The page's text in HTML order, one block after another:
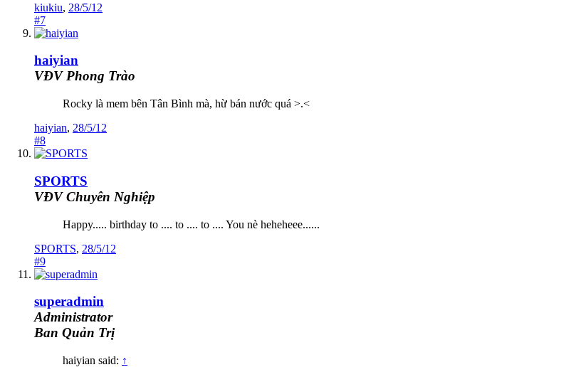
kiukiu, 28/5/12
#7
haiyian
VĐV Phong Trào
Rocky là mem bên Tân Bình mà, hừ bán nước quá >.<
haiyian, 28/5/12
#8
SPORTS
VĐV Chuyên Nghiệp
Happy..... birthday to .... to .... to .... You nè heheheee......
SPORTS, 28/5/12
#9
superadmin
Administrator
Ban Quản Trị
haiyian said: ↑